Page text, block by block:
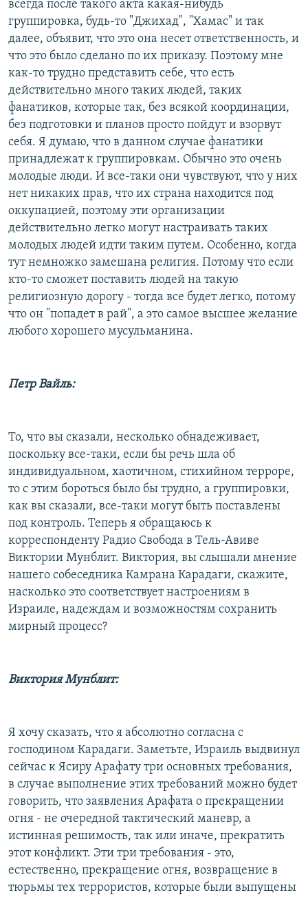
всегда после такого акта какая-нибудь
группировка, будь-то "Джихад", "Хамас" и так
далее, объявит, что это она несет ответственность, и
что это было сделано по их приказу. Поэтому мне
как-то трудно представить себе, что есть
действительно много таких людей, таких
фанатиков, которые так, без всякой координации,
без подготовки и планов просто пойдут и взорвут
себя. Я думаю, что в данном случае фанатики
принадлежат к группировкам. Обычно это очень
молодые люди. И все-таки они чувствуют, что у них
нет никаких прав, что их страна находится под
оккупацией, поэтому эти организации
действительно легко могут настраивать таких
молодых людей идти таким путем. Особенно, когда
тут немножко замешана религия. Потому что если
кто-то сможет поставить людей на такую
религиозную дорогу - тогда все будет легко, потому
что он "попадет в рай", а это самое высшее желание
любого хорошего мусульманина.
Петр Вайль:
То, что вы сказали, несколько обнадеживает,
поскольку все-таки, если бы речь шла об
индивидуальном, хаотичном, стихийном терроре,
то с этим бороться было бы трудно, а группировки,
как вы сказали, все-таки могут быть поставлены
под контроль. Теперь я обращаюсь к
корреспонденту Радио Свобода в Тель-Авиве
Виктории Мунблит. Виктория, вы слышали мнение
нашего собеседника Камрана Карадаги, скажите,
насколько это соответствует настроениям в
Израиле, надеждам и возможностям сохранить
мирный процесс?
Виктория Мунблит:
Я хочу сказать, что я абсолютно согласна с
господином Карадаги. Заметьте, Израиль выдвинул
сейчас к Ясиру Арафату три основных требования,
в случае выполнение этих требований можно будет
говорить, что заявления Арафата о прекращении
огня - не очередной тактический маневр, а
истинная решимость, так или иначе, прекратить
этот конфликт. Эти три требования - это,
естественно, прекращение огня, возвращение в
тюрьмы тех террористов, которые были выпущены